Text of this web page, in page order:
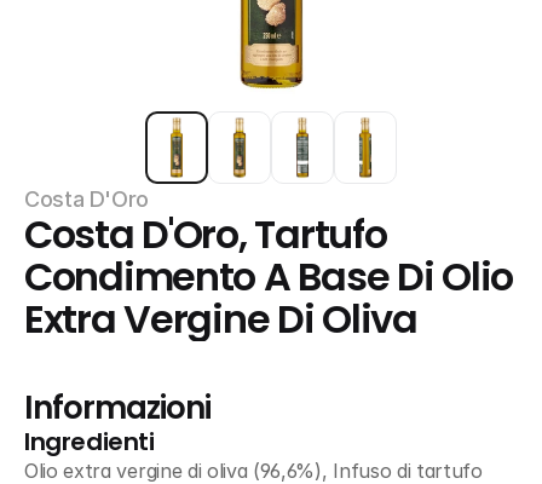
Costa D'Oro
Costa D'Oro, Tartufo
Condimento A Base Di Olio
Extra Vergine Di Oliva
Informazioni
Ingredienti
Olio extra vergine di oliva (96,6%), Infuso di tartufo